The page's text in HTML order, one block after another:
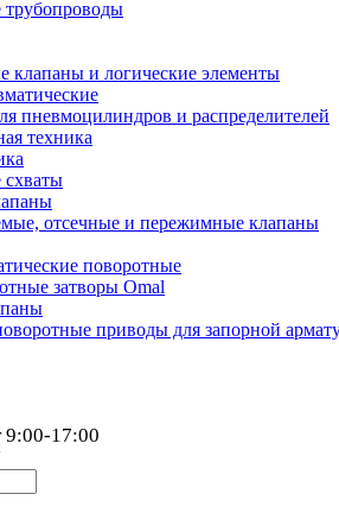
трубопроводы
клапаны и логические элементы
пневмоцилиндров и распределителей
техника
схваты
отсечные и пережимные клапаны
поворотные
затворы Omal
приводы для запорной
9:00-17:00